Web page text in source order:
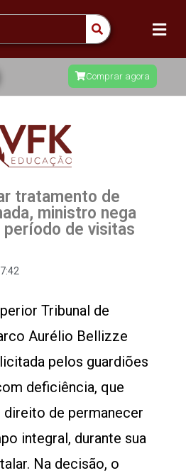
Comprar agora
tratamento de
ministro nega
período de visitas
Tribunal de
Aurélio Bellizze
pelos guardiões
deficiência, que
de permanecer
integral, durante sua
Na decisão, o